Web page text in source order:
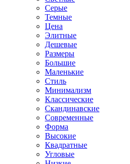
Серые
Темные
Цена
Элитные
Дешевые
Размеры
Большие
Маленькие
Стиль
Минимализм
Классические
Скандинавские
Современные
Форма
Высокие
Квадратные
Угловые